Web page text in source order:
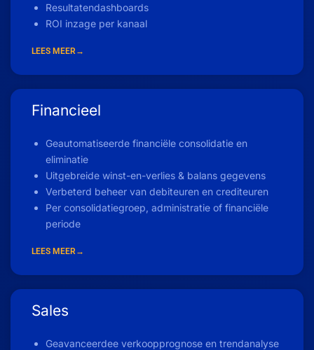
Resultatendashboards
ROI inzage per kanaal
LEES MEER→
Financieel
Geautomatiseerde financiële consolidatie en
eliminatie
Uitgebreide winst-en-verlies & balans gegevens
Verbeterd beheer van debiteuren en crediteuren
Per consolidatiegroep, administratie of financiële
periode
LEES MEER→
Sales
Geavanceerdee verkoopprognose en trendanalyse